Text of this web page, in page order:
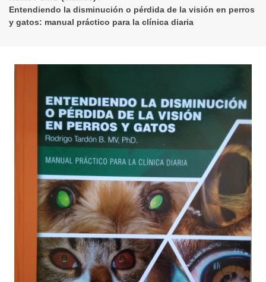
Entendiendo la disminución o pérdida de la visión en perros
y gatos: manual práctico para la clínica diaria